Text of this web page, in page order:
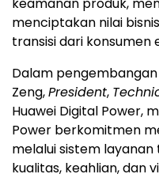
menciptakan nilai
transisi dari konsumen
Dalam
Zeng,President,
Huawei Digital Power,
Power berkomitmen
melalui sistem
kualitas, keahlian, dan